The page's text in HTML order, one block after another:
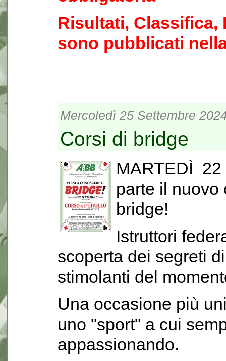
Risultati, Classifica,
sono pubblicati
Mercoledì 25 Settembre
Corsi di bridge
MARTEDÌ 22
parte il nuovo
bridge!
Istruttori
scoperta dei segreti
stimolanti del
Una occasione più
uno "sport" a cui
appassionando.